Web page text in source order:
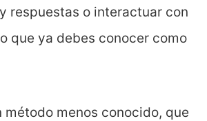
respuestas o interactuar con
que ya debes conocer como
método menos conocido, que